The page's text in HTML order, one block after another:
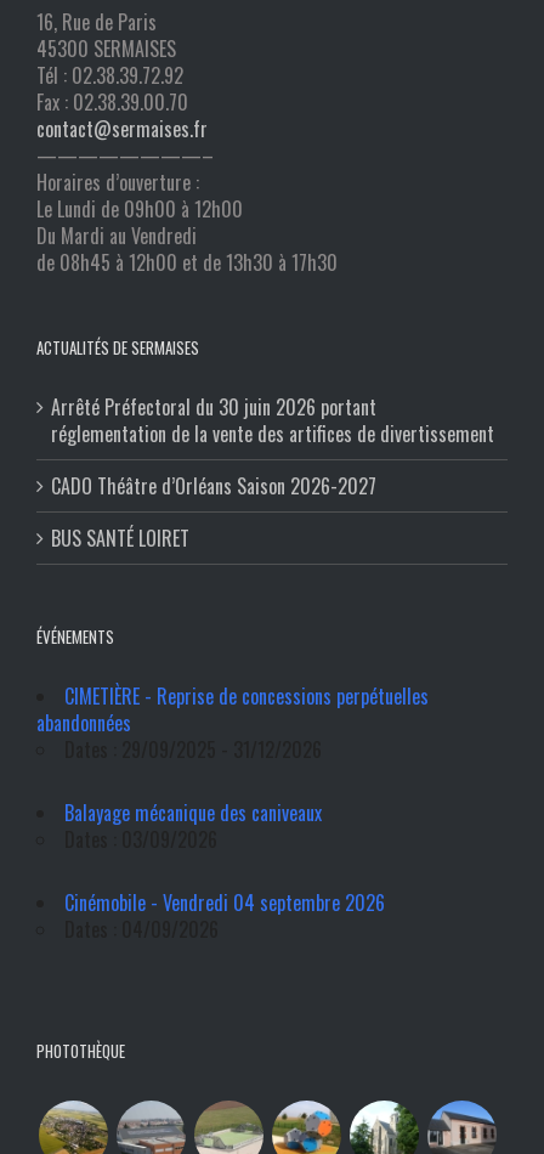
16, Rue de Paris
45300 SERMAISES
Tél : 02.38.39.72.92
Fax : 02.38.39.00.70
contact@sermaises.fr
————————–
Horaires d’ouverture :
Le Lundi de 09h00 à 12h00
Du Mardi au Vendredi
de 08h45 à 12h00 et de 13h30 à 17h30
ACTUALITÉS DE SERMAISES
Arrêté Préfectoral du 30 juin 2026 portant
réglementation de la vente des artifices de divertissement
CADO Théâtre d’Orléans Saison 2026-2027
BUS SANTÉ LOIRET
ÉVÉNEMENTS
CIMETIÈRE - Reprise de concessions perpétuelles
abandonnées
Balayage mécanique des caniveaux
Cinémobile - Vendredi 04 septembre 2026
PHOTOTHÈQUE